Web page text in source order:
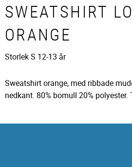
SWEATSHIRT
ORANGE
Storlek S 12-13 år
Sweatshirt orange, med ribbade
nedkant. 80% bomull 20% polyester.